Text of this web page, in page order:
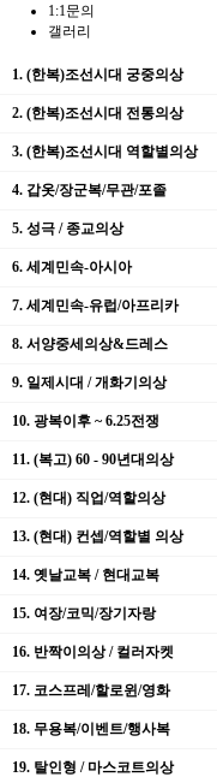
1:1문의
갤러리
1. (한복)조선시대 궁중의상
2. (한복)조선시대 전통의상
3. (한복)조선시대 역할별의상
4. 갑옷/장군복/무관/포졸
5. 성극 / 종교의상
6. 세계민속-아시아
7. 세계민속-유럽/아프리카
8. 서양중세의상&드레스
9. 일제시대 / 개화기의상
10. 광복이후 ~ 6.25전쟁
11. (복고) 60 - 90년대의상
12. (현대) 직업/역할의상
13. (현대) 컨셉/역할별 의상
14. 옛날교복 / 현대교복
15. 여장/코믹/장기자랑
16. 반짝이의상 / 컬러자켓
17. 코스프레/할로윈/영화
18. 무용복/이벤트/행사복
19. 탈인형 / 마스코트의상